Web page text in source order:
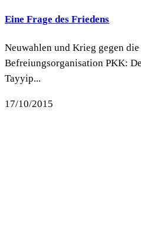
Eine Frage des Friedens
Neuwahlen und Krieg gegen
Befreiungsorganisation PKK:
Tayyip...
17/10/2015